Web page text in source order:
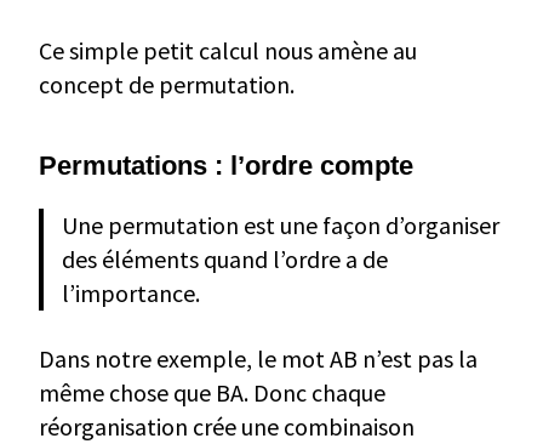
Ce simple petit calcul nous amène au
concept de permutation.
Permutations : l’ordre compte
Une permutation est une façon d’organiser
des éléments quand l’ordre a de
l’importance.
Dans notre exemple, le mot AB n’est pas la
même chose que BA. Donc chaque
réorganisation crée une combinaison